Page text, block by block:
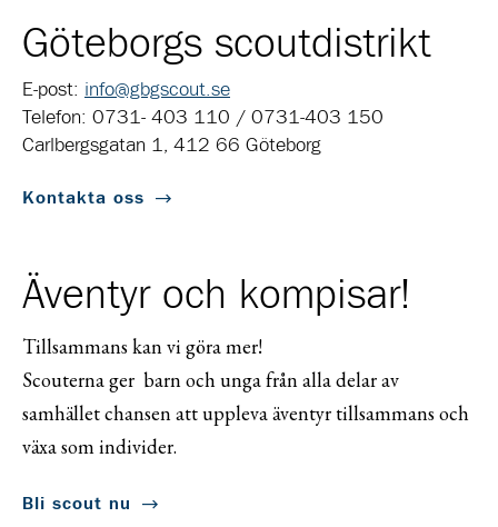
Göteborgs scoutdistrikt
E-post: info@gbgscout.se
Telefon: 0731- 403 110 / 0731-403 150
Carlbergsgatan 1, 412 66 Göteborg
Kontakta oss
Äventyr och kompisar!
Tillsammans kan vi göra mer!
Scouterna ger barn och unga från alla delar av
samhället chansen att uppleva äventyr tillsammans och
växa som individer.
Bli scout nu